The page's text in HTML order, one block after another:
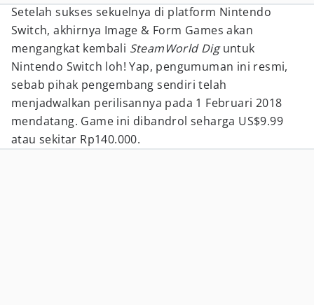
Setelah sukses sekuelnya di platform Nintendo
Switch, akhirnya Image & Form Games akan
mengangkat kembali SteamWorld Diguntuk
Nintendo Switch loh! Yap, pengumuman ini resmi,
sebab pihak pengembang sendiri telah
menjadwalkan perilisannya pada 1 Februari 2018
mendatang. Game ini dibandrol seharga US$9.99
atau sekitar Rp140.000.